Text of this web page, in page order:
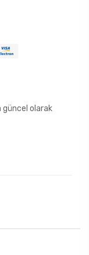
güncel olarak